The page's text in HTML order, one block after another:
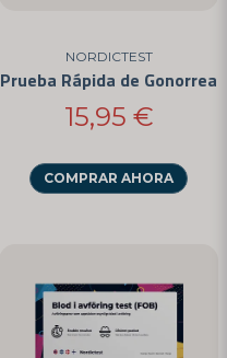
NORDICTEST
Prueba Rápida de Gonorrea
15,95 €
COMPRAR AHORA